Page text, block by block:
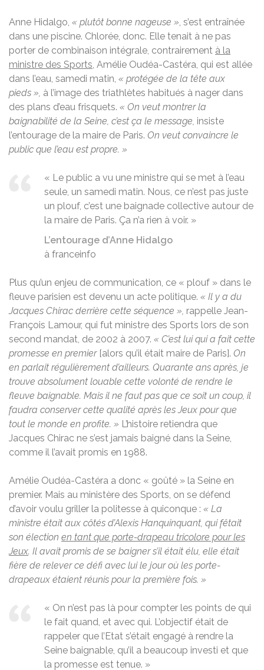
Anne Hidalgo, « plutôt bonne nageuse » , s’est entraînée
dans une piscine. Chlorée, donc. Elle tenait à ne pas
porter de combinaison intégrale, contrairement à la
ministre des Sports , Amélie Oudéa-Castéra, qui est allée
dans l’eau, samedi matin, « protégée de la tête aux
pieds », à l’image des triathlètes habitués à nager dans
des plans d’eau frisquets. « On veut montrer la
baignabilité de la Seine, c’est ça le message, insiste
l’entourage de la maire de Paris. On veut convaincre le
public que l’eau est propre. »
« Le public a vu une ministre qui se met à l’eau
seule, un samedi matin. Nous, ce n’est pas juste
un plouf, c’est une baignade collective autour de
la maire de Paris. Ça n’a rien à voir. »
L’entourage d’Anne Hidalgo
à franceinfo
Plus qu’un enjeu de communication, ce « plouf » dans le
fleuve parisien est devenu un acte politique. « Il y a du
Jacques Chirac derrière cette séquence », rappelle Jean-
François Lamour, qui fut ministre des Sports lors de son
second mandat, de 2002 à 2007. « C’est lui qui a fait cette
promesse en premier[alors qu’il était maire de Paris]. On
en parlait régulièrement d’ailleurs. Quarante ans après, je
trouve absolument louable cette volonté de rendre le
fleuve baignable. Mais il ne faut pas que ce soit un coup, il
faudra conserver cette qualité après les Jeux pour que
tout le monde en profite. » L’histoire retiendra que
Jacques Chirac ne s’est jamais baigné dans la Seine,
comme il l’avait promis en 1988.
Amélie Oudéa-Castéra a donc « goûté » la Seine en
premier. Mais au ministère des Sports, on se défend
d’avoir voulu griller la politesse à quiconque : « La
ministre était aux côtés d’Alexis Hanquinquant, qui fêtait
son élection en tant que porte-drapeau tricolore pour les
Jeux. Il avait promis de se baigner s’il était élu, elle était
fière de relever ce défi avec lui le jour où les porte-
drapeaux étaient réunis pour la première fois. »
« On n’est pas là pour compter les points de qui
le fait quand, et avec qui. L’objectif était de
rappeler que l’Etat s’était engagé à rendre la
Seine baignable, qu’il a beaucoup investi et que
la promesse est tenue. »